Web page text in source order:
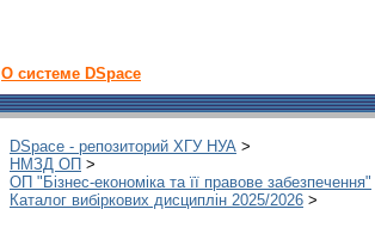
О системе DSpace
DSpace - репозиторий ХГУ НУА >
НМЗД ОП >
ОП "Бізнес-економіка та її правове забезпечення"
Каталог вибіркових дисциплін 2025/2026 >